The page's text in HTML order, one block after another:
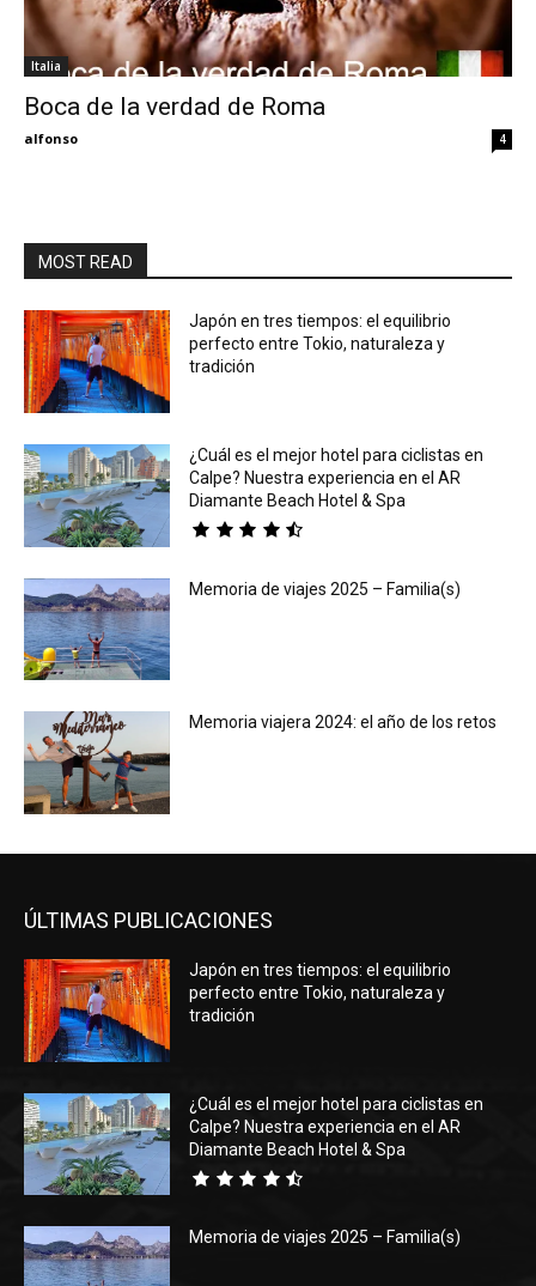
Italia
Boca de la verdad de Roma
alfonso 4
MOST READ
Japón en tres tiempos: el equilibrio
perfecto entre Tokio, naturaleza y
tradición
¿Cuál es el mejor hotel para ciclistas en
Calpe? Nuestra experiencia en el AR
Diamante Beach Hotel & Spa
Memoria de viajes 2025 – Familia(s)
Memoria viajera 2024: el año de los retos
ÚLTIMAS PUBLICACIONES
Japón en tres tiempos: el equilibrio
perfecto entre Tokio, naturaleza y
tradición
¿Cuál es el mejor hotel para ciclistas en
Calpe? Nuestra experiencia en el AR
Diamante Beach Hotel & Spa
Memoria de viajes 2025 – Familia(s)